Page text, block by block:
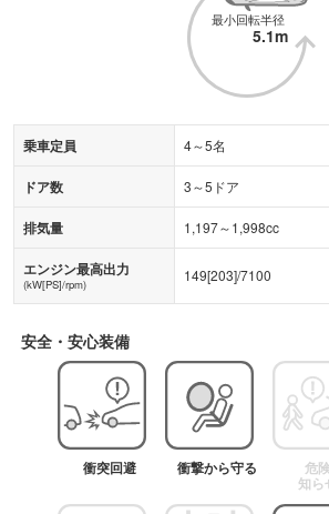
最小回転半径
5.1m
乗車定員 4～5名
ドア数 3～5ドア
排気量 1,197～1,998cc
エンジン最高出力
(kW[PS]/rpm) 149[203]/7100
安全・安心装備
衝突回避 衝撃から守る 危
知ら